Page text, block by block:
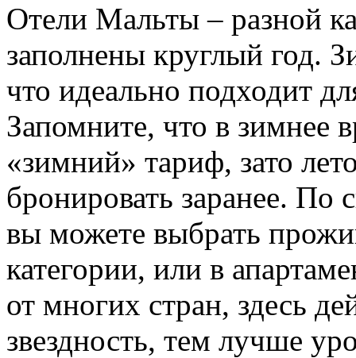
Отели Мальты – разной
заполнены круглый год.
что идеально подходит
Запомните, что в зимнее
«зимний» тариф, зато
бронировать заранее. По
вы можете выбрать
категории, или в
от многих стран, здесь
звездность, тем лучше